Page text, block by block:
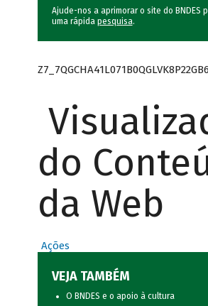
Ajude-nos a aprimorar o site do BNDES
uma rápida pesquisa.
do
da Web
Ações
VEJA TAMBÉM
O BNDES e o apoio à cultura